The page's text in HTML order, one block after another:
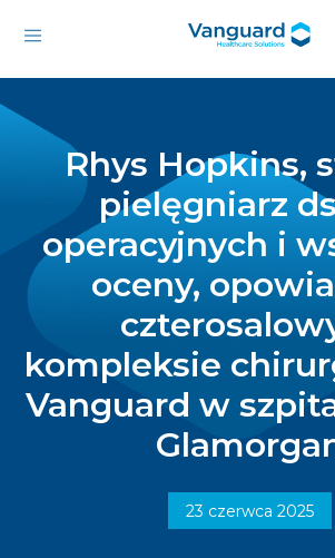
Rhys Hopkins,
pielęgniarz
operacyjnych i
oceny,
kompleksie
Vanguard w
23 czerwca 2025